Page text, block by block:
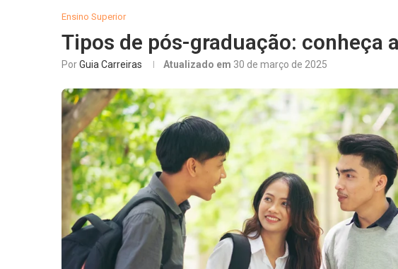
Ensino Superior
Tipos de pós-graduação: conheça
PorGuia Carreiras Atualizado em 30 de março de 2025